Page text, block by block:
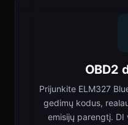
OBD2
Prijunkite ELM327
gedimų kodus,
emisijų parengtį.